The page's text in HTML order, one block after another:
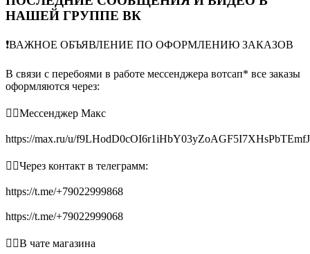
НАШЕЙ ГРУППЕ ВК
❗️ВАЖНОЕ ОБЪЯВЛЕНИЕ ПО ОФОРМЛЕНИЮ ЗАКАЗОВ
В связи с перебоями в работе мессенджера вотсап* все заказы
оформляются через:
👉🏻Мессенджер Макс
https://max.ru/u/
👉🏻Через контакт в телеграмм:
https://t.me/+79022999868
https://t.me/+79022999068
👉🏻В чате магазина